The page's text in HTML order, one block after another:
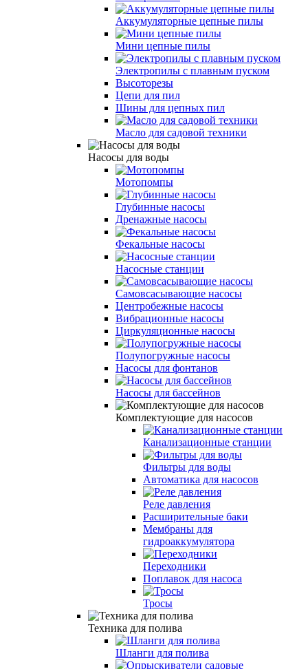
Аккумуляторные цепные пилы
Мини цепные пилы
Электропилы с плавным пуском
Высоторезы
Цепи для пил
Шины для цепных пил
Масло для садовой техники
Насосы для воды
Мотопомпы
Глубинные насосы
Дренажные насосы
Фекальные насосы
Насосные станции
Самовсасывающие насосы
Центробежные насосы
Вибрационные насосы
Циркуляционные насосы
Полупогружные насосы
Насосы для фонтанов
Насосы для бассейнов
Комплектующие для насосов
Канализационные станции
Фильтры для воды
Автоматика для насосов
Реле давления
Расширительные баки
Мембраны для
гидроаккумулятора
Переходники
Поплавок для насоса
Тросы
Техника для полива
Шланги для полива